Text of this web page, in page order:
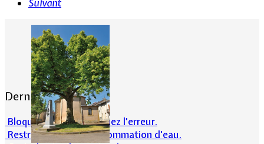
Suivant
Dernières actualités
Bloqué en forêt. Cherchez l’erreur.
Restrictions sur la consommation d'eau.